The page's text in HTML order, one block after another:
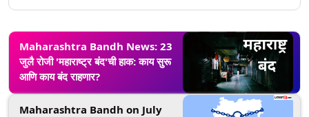
Maharashtra Bandh News: 23
जुलै रोजी 'महाराष्ट्र बंद'ची हाक: काय सुरू
आणि काय बंद राहणार?
Maharashtra Bandh on July